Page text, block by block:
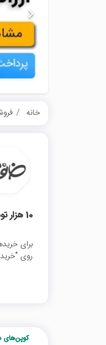
خانه
10 هزار تومان تخفیف خانومی
روی
کوپن‌های